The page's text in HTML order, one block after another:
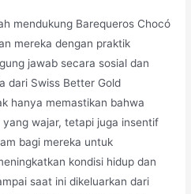
mendukung Barequeros Chocó
mereka dengan praktik
jawab secara sosial dan
dari Swiss Better Gold
hanya memastikan bahwa
wajar, tetapi juga insentif
bagi mereka untuk
kondisi hidup dan
saat ini dikeluarkan dari